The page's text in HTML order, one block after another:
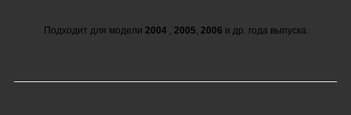
Подходит для модели 2004 , 2005, 2006 и др. года выпуска.